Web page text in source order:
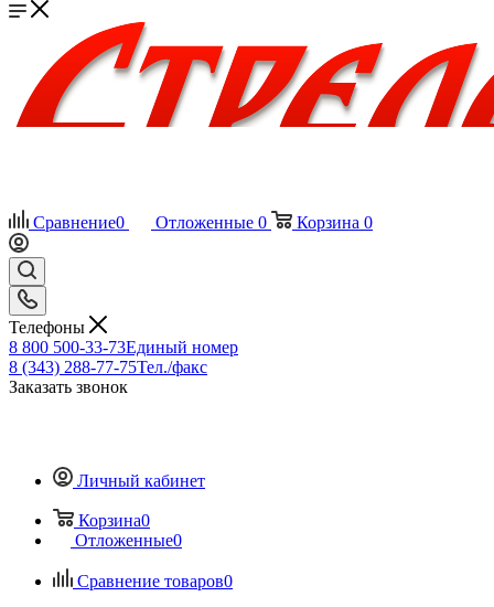
Сравнение0 Отложенные 0 Корзина 0
Телефоны
8 800 500-33-73Единый номер
8 (343) 288-77-75Тел./факс
Заказать звонок
Личный кабинет
Корзина0
Отложенные0
Сравнение товаров0